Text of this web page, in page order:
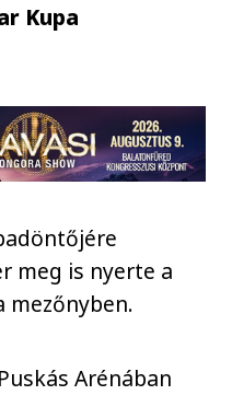
Kupa
meg is nyerte a
mezőnyben.
Arénában